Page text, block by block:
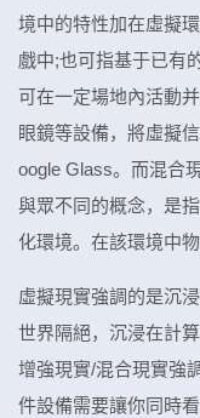
境中的特性加在虛擬
戲中;也可指基于已有
可在一定場地內活動
眼鏡等設備，將虛擬
oogle Glass。而混合
與眾不同的概念，是
化環境。在該環境中
虛擬現實強調的是沉
世界隔絕，沉浸在計
增強現實/混合現實強
件設備需要讓你同時